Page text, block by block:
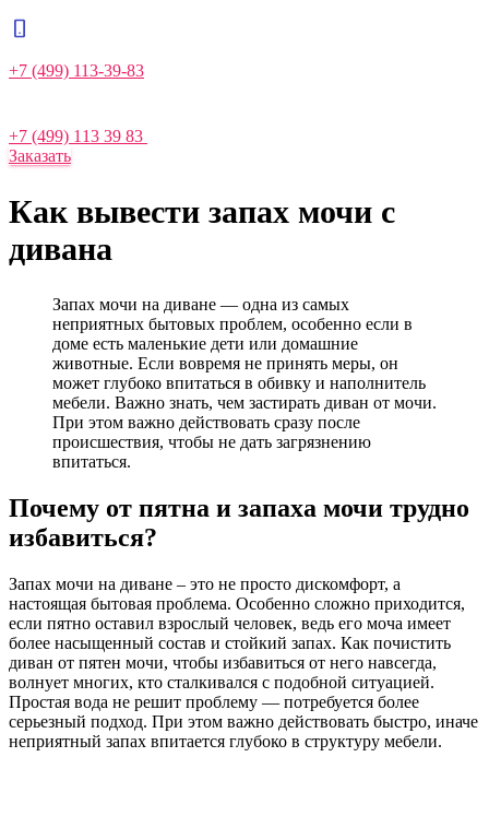
+7 (499) 113-39-83
+7 (499) 113 39 83
Заказать
Как вывести запах мочи с
дивана
Запах мочи на диване — одна из самых
неприятных бытовых проблем, особенно если в
доме есть маленькие дети или домашние
животные. Если вовремя не принять меры, он
может глубоко впитаться в обивку и наполнитель
мебели. Важно знать, чем застирать диван от мочи.
При этом важно действовать сразу после
происшествия, чтобы не дать загрязнению
впитаться.
Почему от пятна и запаха мочи трудно
избавиться?
Запах мочи на диване – это не просто дискомфорт, а
настоящая бытовая проблема. Особенно сложно приходится,
если пятно оставил взрослый человек, ведь его моча имеет
более насыщенный состав и стойкий запах. Как почистить
диван от пятен мочи, чтобы избавиться от него навсегда,
волнует многих, кто сталкивался с подобной ситуацией.
Простая вода не решит проблему — потребуется более
серьезный подход. При этом важно действовать быстро, иначе
неприятный запах впитается глубоко в структуру мебели.